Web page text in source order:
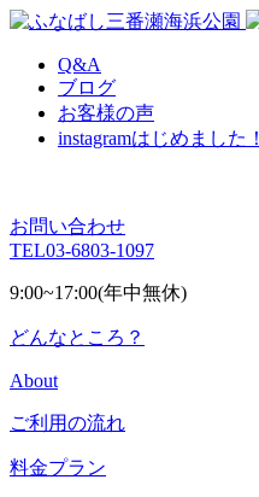
Q&A
ブログ
お客様の声
instagramはじめました！
お問い合わせ
TEL03-6803-1097
9:00~17:00(年中無休)
どんなところ？
About
ご利用の流れ
料金プラン